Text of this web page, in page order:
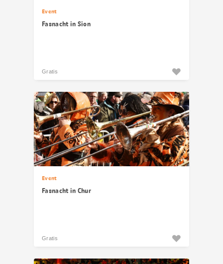
Event
Fasnacht in Sion
Gratis
Event
Fasnacht in Chur
Gratis